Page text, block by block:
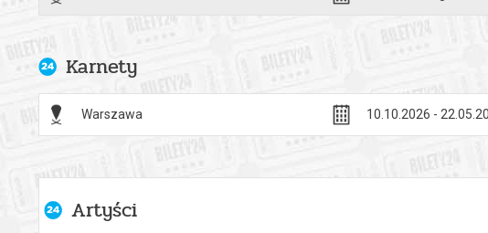
W prezentowanym
skupione raczej na
średniowieczna melodia
Tańce symfoniczne op.
Trzyczęściowy cykl
średnich – melodię
Karnety
Warszawa 10.10.2026 -
Artyści